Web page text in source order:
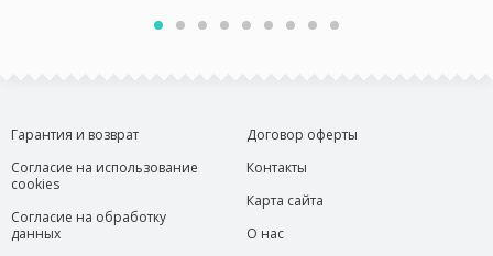
Гарантия и возврат
Согласие на использование
cookies
Согласие на обработку
данных
Договор оферты
Контакты
Карта сайта
О нас